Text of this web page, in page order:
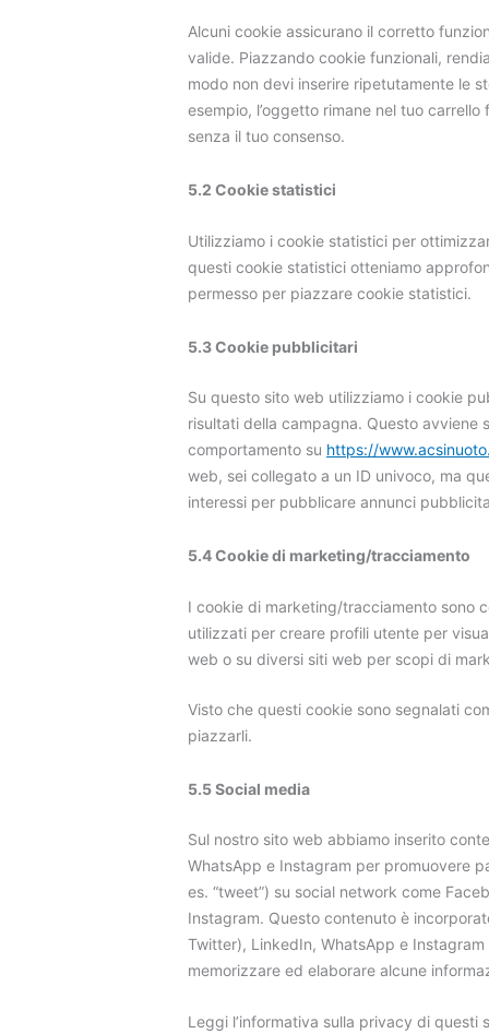
Alcuni cookie assicurano il corretto
valide. Piazzando cookie funzionali,
modo non devi inserire ripetutamente le
esempio, l’oggetto rimane nel tuo
senza il tuo consenso.
5.2 Cookie statistici
Utilizziamo i cookie statistici per
questi cookie statistici otteniamo
permesso per piazzare cookie statistici.
5.3 Cookie pubblicitari
Su questo sito web utilizziamo i cookie
risultati della campagna. Questo avviene
comportamento su https://
web, sei collegato a un ID univoco, ma
interessi per pubblicare annunci
5.4 Cookie di marketing/tracciamento
I cookie di marketing/tracciamento sono
utilizzati per creare profili utente per
web o su diversi siti web per scopi di
Visto che questi cookie sono segnalati
piazzarli.
5.5 Social media
Sul nostro sito web abbiamo inserito
WhatsApp e Instagram per promuovere
es. “tweet”) su social network come
Instagram. Questo contenuto è
Twitter), LinkedIn, WhatsApp e
memorizzare ed elaborare alcune
Leggi l’informativa sulla privacy di